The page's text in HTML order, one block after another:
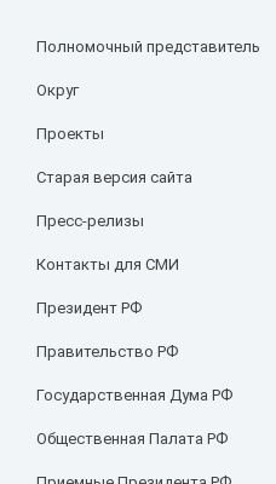
Полномочный представитель
Округ
Проекты
Старая версия сайта
Пресс-релизы
Контакты для СМИ
Президент РФ
Правительство РФ
Государственная Дума РФ
Общественная Палата РФ